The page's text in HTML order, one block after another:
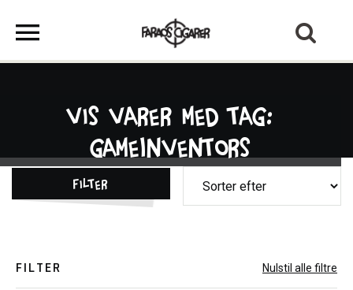
Vis varer med tag:
GameInventors
Filter
FILTER Nulstil alle filtre